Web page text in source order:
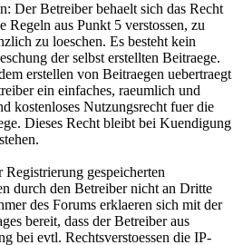
Der Betreiber behaelt sich das Recht
Regeln aus Punkt 5 verstossen, zu
zu loeschen. Es besteht kein
der selbst erstellten Beitraege.
erstellen von Beitraegen uebertraegt
ein einfaches, raeumlich und
kostenloses Nutzungsrecht fuer die
Dieses Recht bleibt bei Kuendigung
gespeicherten
durch den Betreiber nicht an Dritte
des Forums erklaeren sich mit der
bereit, dass der Betreiber aus
bei evtl. Rechtsverstoessen die IP-